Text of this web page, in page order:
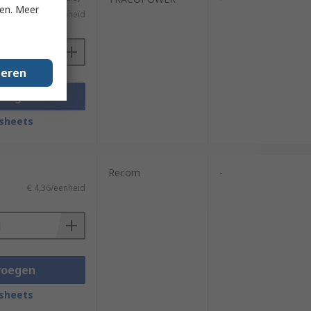
€ 23,79/eenheid
€ 4,36/eenheid
Recom -
Meer